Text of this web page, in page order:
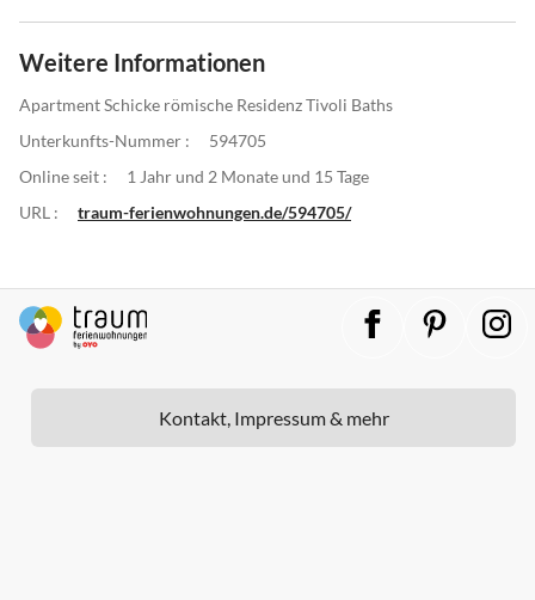
Weitere Informationen
Apartment Schicke römische Residenz Tivoli Baths
Unterkunfts-Nummer :
594705
Online seit :
1 Jahr und 2 Monate und 15 Tage
URL :
traum-ferienwohnungen.de/594705/
Kontakt, Impressum & mehr